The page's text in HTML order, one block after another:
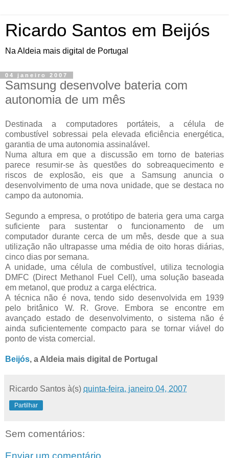
Ricardo Santos em Beijós
Na Aldeia mais digital de Portugal
04 janeiro 2007
Samsung desenvolve bateria com
autonomia de um mês
Destinada a computadores portáteis, a célula de
combustível sobressai pela elevada eficiência energética,
garantia de uma autonomia assinalável.
Numa altura em que a discussão em torno de baterias
parece resumir-se às questões do sobreaquecimento e
riscos de explosão, eis que a Samsung anuncia o
desenvolvimento de uma nova unidade, que se destaca no
campo da autonomia.
Segundo a empresa, o protótipo de bateria gera uma carga
suficiente para sustentar o funcionamento de um
computador durante cerca de um mês, desde que a sua
utilização não ultrapasse uma média de oito horas diárias,
cinco dias por semana.
A unidade, uma célula de combustível, utiliza tecnologia
DMFC (Direct Methanol Fuel Cell), uma solução baseada
em metanol, que produz a carga eléctrica.
A técnica não é nova, tendo sido desenvolvida em 1939
pelo britânico W. R. Grove. Embora se encontre em
avançado estado de desenvolvimento, o sistema não é
ainda suficientemente compacto para se tornar viável do
ponto de vista comercial.
Beijós, a Aldeia mais digital de Portugal
Ricardo Santos à(s) quinta-feira, janeiro 04, 2007
Partilhar
Sem comentários: